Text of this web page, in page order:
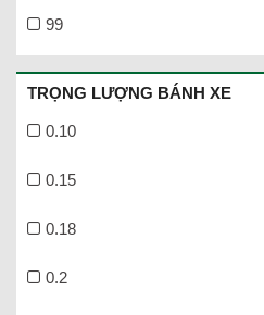
99
TRỌNG LƯỢNG BÁNH XE
0.10
0.15
0.18
0.2